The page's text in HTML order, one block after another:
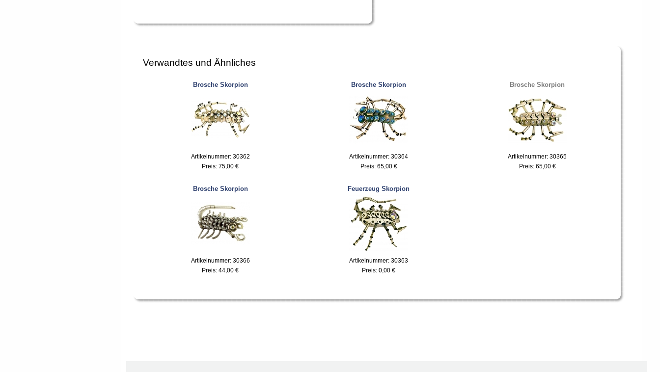
Verwandtes und Ähnliches
Brosche Skorpion
Artikelnummer: 30362
Preis: 75,00 €
Brosche Skorpion
Artikelnummer: 30364
Preis: 65,00 €
Brosche Skorpion
Artikelnummer: 30365
Preis: 65,00 €
Brosche Skorpion
Artikelnummer: 30366
Preis: 44,00 €
Feuerzeug Skorpion
Artikelnummer: 30363
Preis: 0,00 €